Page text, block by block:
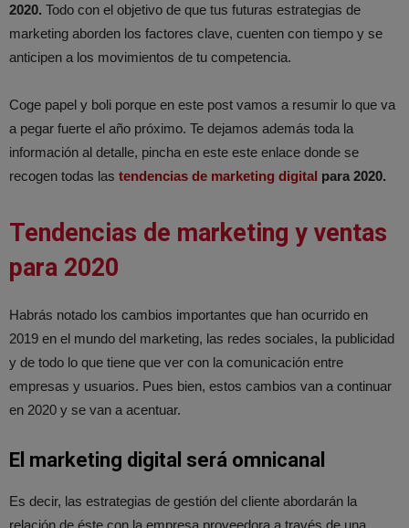
2020. Todo con el objetivo de que tus futuras estrategias de
marketing aborden los factores clave, cuenten con tiempo y se
anticipen a los movimientos de tu competencia.
Coge papel y boli porque en este post vamos a resumir lo que va
a pegar fuerte el año próximo. Te dejamos además toda la
información al detalle, pincha en este este enlace donde se
recogen todas las tendencias de marketing digital para 2020.
Tendencias de marketing y ventas
para 2020
Habrás notado los cambios importantes que han ocurrido en
2019 en el mundo del marketing, las redes sociales, la publicidad
y de todo lo que tiene que ver con la comunicación entre
empresas y usuarios. Pues bien, estos cambios van a continuar
en 2020 y se van a acentuar.
El marketing digital será omnicanal
Es decir, las estrategias de gestión del cliente abordarán la
relación de éste con la empresa proveedora a través de una